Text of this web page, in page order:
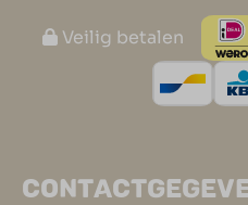
Veilig betalen